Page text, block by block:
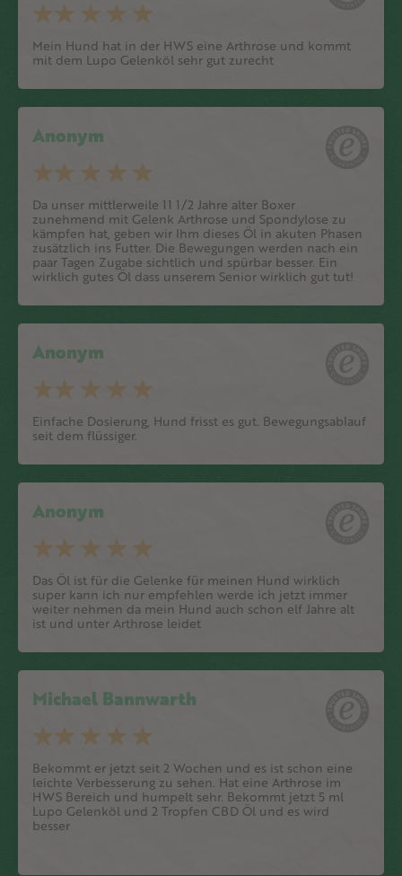
Mein Hund hat in der HWS eine Arthrose und kommt
mit dem Lupo Gelenköl sehr gut zurecht
Anonym
Da unser mittlerweile 11 1/2 Jahre alter Boxer
zunehmend mit Gelenk Arthrose und Spondylose zu
kämpfen hat, geben wir Ihm dieses Öl in akuten Phasen
zusätzlich ins Futter. Die Bewegungen werden nach ein
paar Tagen Zugabe sichtlich und spürbar besser. Ein
wirklich gutes Öl dass unserem Senior wirklich gut tut!
Anonym
Einfache Dosierung, Hund frisst es gut. Bewegungsablauf
seit dem flüssiger.
Anonym
Das Öl ist für die Gelenke für meinen Hund wirklich
super kann ich nur empfehlen werde ich jetzt immer
weiter nehmen da mein Hund auch schon elf Jahre alt
ist und unter Arthrose leidet
Michael Bannwarth
Bekommt er jetzt seit 2 Wochen und es ist schon eine
leichte Verbesserung zu sehen. Hat eine Arthrose im
HWS Bereich und humpelt sehr. Bekommt jetzt 5 ml
Lupo Gelenköl und 2 Tropfen CBD Öl und es wird
besser